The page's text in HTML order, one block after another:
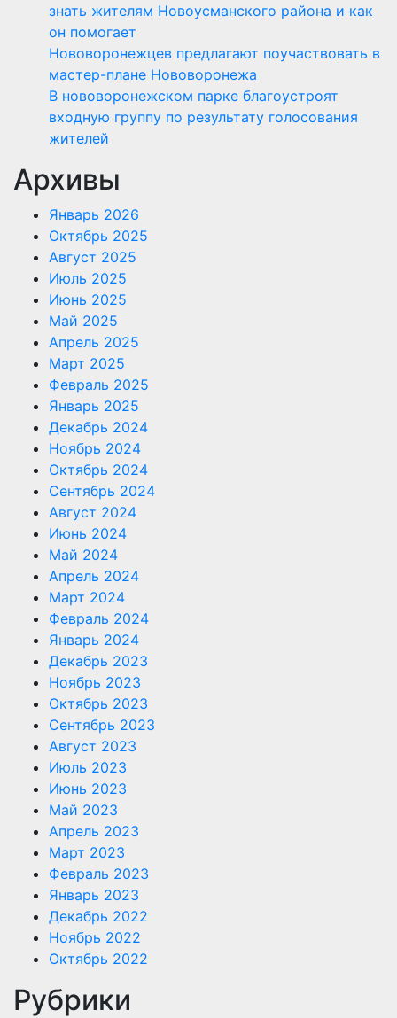
знать жителям Новоусманского района и как
он помогает
Нововоронежцев предлагают поучаствовать в
мастер-плане Нововоронежа
В нововоронежском парке благоустроят
входную группу по результату голосования
жителей
Архивы
Январь 2026
Октябрь 2025
Август 2025
Июль 2025
Июнь 2025
Май 2025
Апрель 2025
Март 2025
Февраль 2025
Январь 2025
Декабрь 2024
Ноябрь 2024
Октябрь 2024
Сентябрь 2024
Август 2024
Июнь 2024
Май 2024
Апрель 2024
Март 2024
Февраль 2024
Январь 2024
Декабрь 2023
Ноябрь 2023
Октябрь 2023
Сентябрь 2023
Август 2023
Июль 2023
Июнь 2023
Май 2023
Апрель 2023
Март 2023
Февраль 2023
Январь 2023
Декабрь 2022
Ноябрь 2022
Октябрь 2022
Рубрики